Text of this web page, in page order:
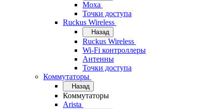
Moxa
Точки доступа
Ruckus Wireless
Назад
Ruckus Wireless
Wi-Fi контроллеры
Антенны
Точки доступа
Коммутаторы
Назад
Коммутаторы
Arista